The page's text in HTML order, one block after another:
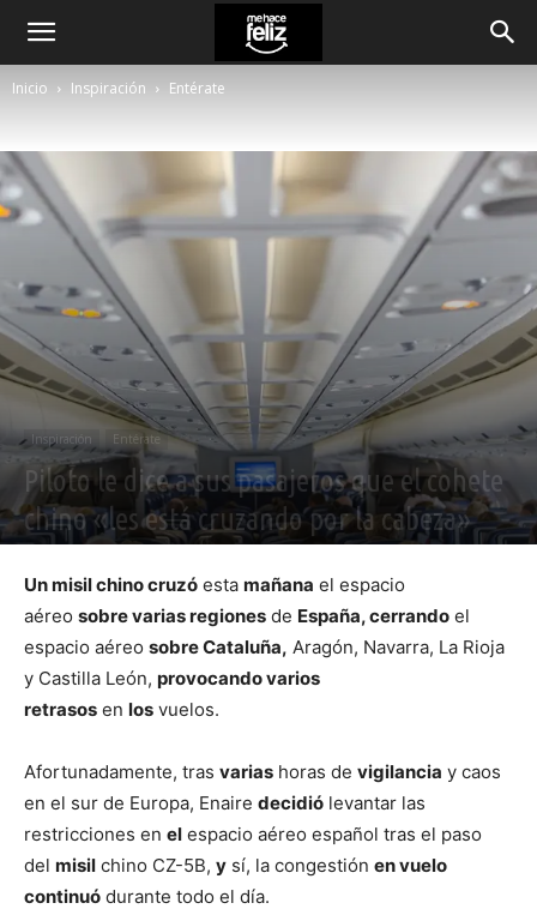
Inicio Inspiración Entérate
Inspiración Entérate
Piloto le dice a sus pasajeros que el cohete
chino «les está cruzando por la cabeza»
Un misil chino cruzó esta mañana el espacio
aéreo sobre varias regiones de España, cerrando el
espacio aéreo sobre Cataluña, Aragón, Navarra, La Rioja
y Castilla León, provocando varios
retrasos en los vuelos.
Afortunadamente, tras varias horas de vigilancia y caos
en el sur de Europa, Enaire decidió levantar las
restricciones en el espacio aéreo español tras el paso
del misil chino CZ-5B, y sí, la congestión en vuelo
continuó durante todo el día.